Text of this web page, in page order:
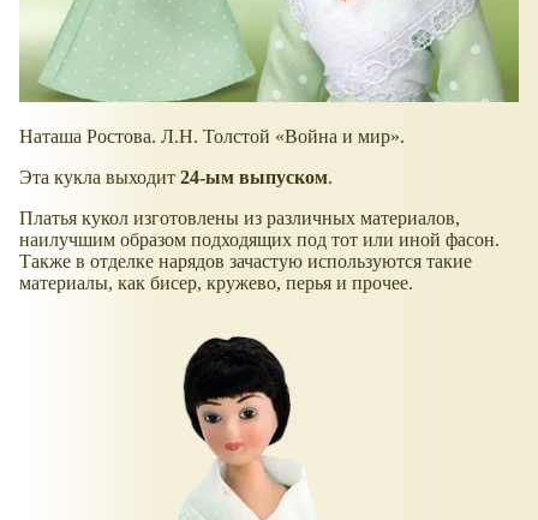
Наташа Ростова. Л.Н. Толстой «Война и мир».
Эта кукла выходит 24-ым выпуском.
Платья кукол изготовлены из различных материалов,
наилучшим образом подходящих под тот или иной фасон.
Также в отделке нарядов зачастую используются такие
материалы, как бисер, кружево, перья и прочее.